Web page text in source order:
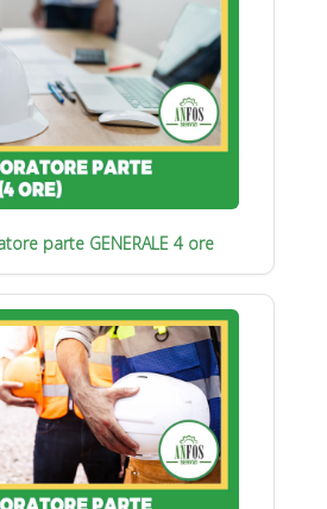
parte GENERALE 4 ore